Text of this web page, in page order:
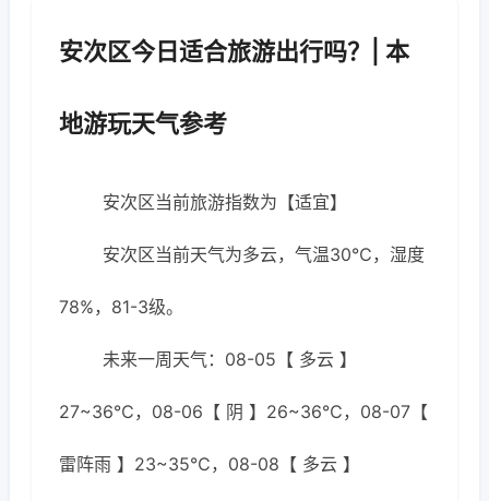
安次区今日适合旅游出行吗？| 本
地游玩天气参考
安次区当前旅游指数为【适宜】
安次区当前天气为多云，气温30℃，湿度
78%，81-3级。
未来一周天气：08-05【 多云 】
27~36℃，08-06【 阴 】26~36℃，08-07【
雷阵雨 】23~35℃，08-08【 多云 】